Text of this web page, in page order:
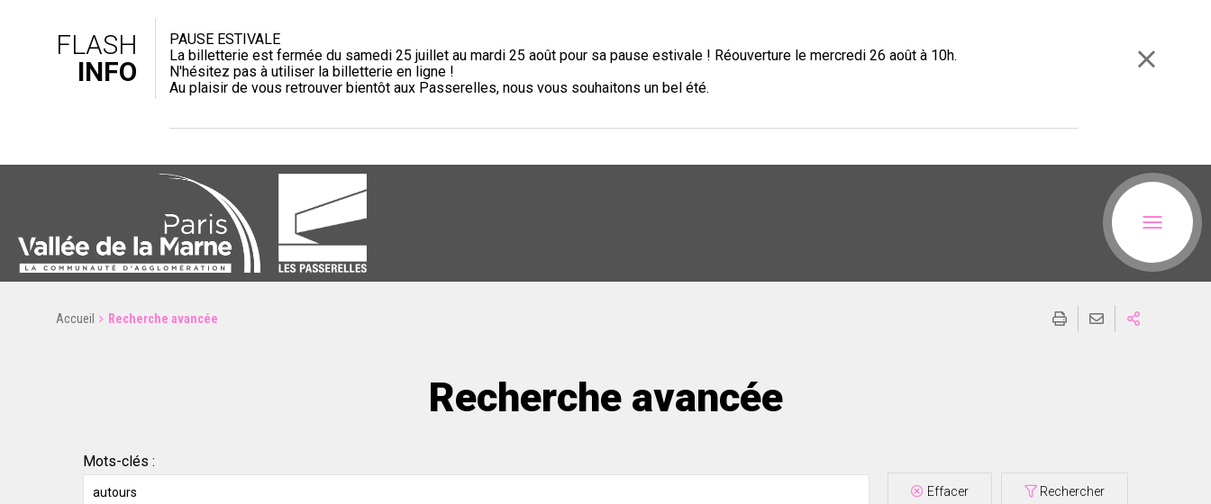
FLASH
INFO
PAUSE ESTIVALE
La billetterie est fermée du samedi 25 juillet au mardi 25 août pour sa pause estivale ! Réouverture le mercredi 26 août à 10h.
N'hésitez pas à utiliser la billetterie en ligne !
Au plaisir de vous retrouver bientôt aux Passerelles, nous vous souhaitons un bel été.
Accueil Recherche avancée
Recherche avancée
Mots-clés :
Effacer Rechercher